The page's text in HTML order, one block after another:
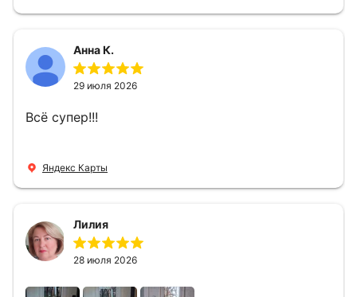
Анна К.
29 июля 2026
Всё супер!!!
Яндекс Карты
Лилия
28 июля 2026